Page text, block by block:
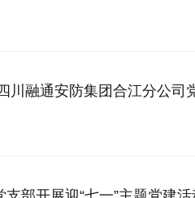
川融通安防集团合江分公司